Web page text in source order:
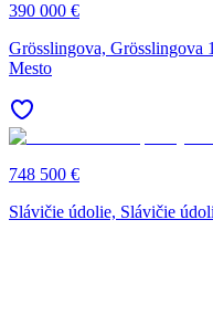
390 000 €
Grösslingova, Grösslingova
Mesto
748 500 €
Slávičie údolie, Slávičie